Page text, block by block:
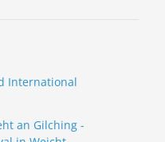
International
an Gilching -